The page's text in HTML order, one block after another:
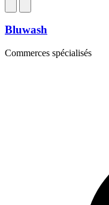
Bluwash
Commerces spécialisés